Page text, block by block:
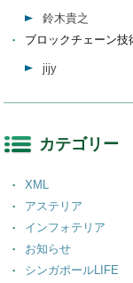
鈴木貴之
ブロックチェーン技
jijy
カテゴリー
XML
アステリア
インフォテリア
お知らせ
シンガポールLIFE